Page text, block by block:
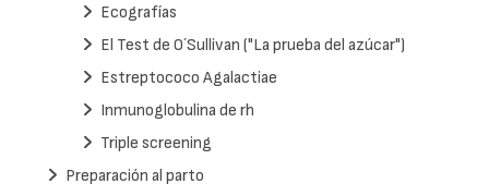
Ecografías
El Test de O´Sullivan ("La prueba del azúcar")
Estreptococo Agalactiae
Inmunoglobulina de rh
Triple screening
Preparación al parto